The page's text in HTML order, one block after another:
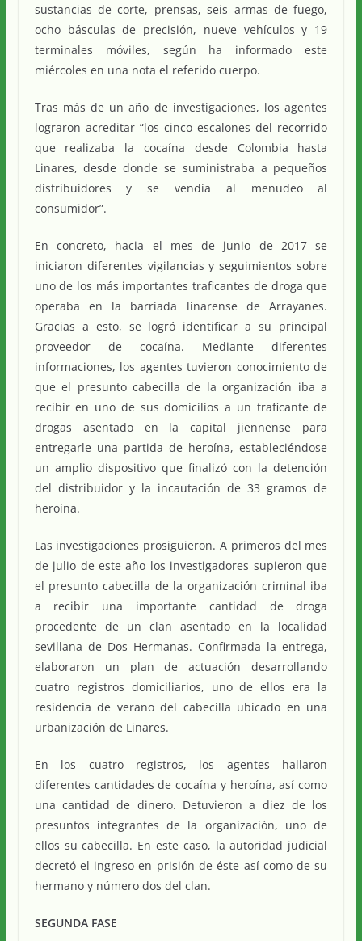
sustancias de corte, prensas, seis armas de fuego,
ocho básculas de precisión, nueve vehículos y 19
terminales móviles, según ha informado este
miércoles en una nota el referido cuerpo.
Tras más de un año de investigaciones, los agentes
lograron acreditar “los cinco escalones del recorrido
que realizaba la cocaína desde Colombia hasta
Linares, desde donde se suministraba a pequeños
distribuidores y se vendía al menudeo al
consumidor”.
En concreto, hacia el mes de junio de 2017 se
iniciaron diferentes vigilancias y seguimientos sobre
uno de los más importantes traficantes de droga que
operaba en la barriada linarense de Arrayanes.
Gracias a esto, se logró identificar a su principal
proveedor de cocaína. Mediante diferentes
informaciones, los agentes tuvieron conocimiento de
que el presunto cabecilla de la organización iba a
recibir en uno de sus domicilios a un traficante de
drogas asentado en la capital jiennense para
entregarle una partida de heroína, estableciéndose
un amplio dispositivo que finalizó con la detención
del distribuidor y la incautación de 33 gramos de
heroína.
Las investigaciones prosiguieron. A primeros del mes
de julio de este año los investigadores supieron que
el presunto cabecilla de la organización criminal iba
a recibir una importante cantidad de droga
procedente de un clan asentado en la localidad
sevillana de Dos Hermanas. Confirmada la entrega,
elaboraron un plan de actuación desarrollando
cuatro registros domiciliarios, uno de ellos era la
residencia de verano del cabecilla ubicado en una
urbanización de Linares.
En los cuatro registros, los agentes hallaron
diferentes cantidades de cocaína y heroína, así como
una cantidad de dinero. Detuvieron a diez de los
presuntos integrantes de la organización, uno de
ellos su cabecilla. En este caso, la autoridad judicial
decretó el ingreso en prisión de éste así como de su
hermano y número dos del clan.
SEGUNDA FASE